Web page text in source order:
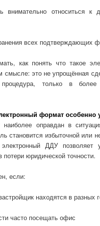
внимательно относиться к
всех подтверждающих
как понять что такое
смысле: это не упрощённая
только в более
формат особенно
оправдан в
становится избыточной или
ДДУ позволяет
потери юридической точности.
если:
находятся в разных
часто посещать офис